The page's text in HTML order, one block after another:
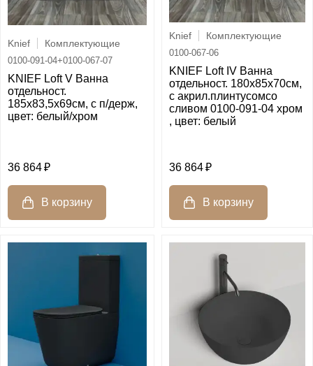
Knief Комплектующие
0100-091-04+0100-067-07
KNIEF Loft V Ванна
отдельност.
185х83,5х69см, c п/держ,
цвет: белый/хром
36 864
Knief Комплектующие
0100-067-06
KNIEF Loft IV Ванна
отдельност. 180х85х70см,
c акрил.плинтусомсо
сливом 0100-091-04 хром
, цвет: белый
36 864